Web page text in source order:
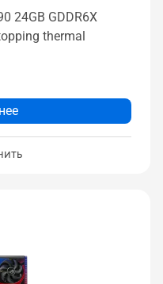
24GB GDDR6X
thermal